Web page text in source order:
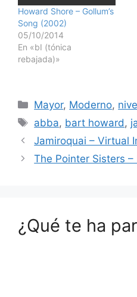
Howard Shore – Gollum’s
Song (2002)
05/10/2014
En «bI (tónica
rebajada)»
Categorías
Mayor, Moderno,
Etiquetas
abba, bart howard,
Jamiroquai – Virtual
The Pointer Sisters –
¿Qué te ha